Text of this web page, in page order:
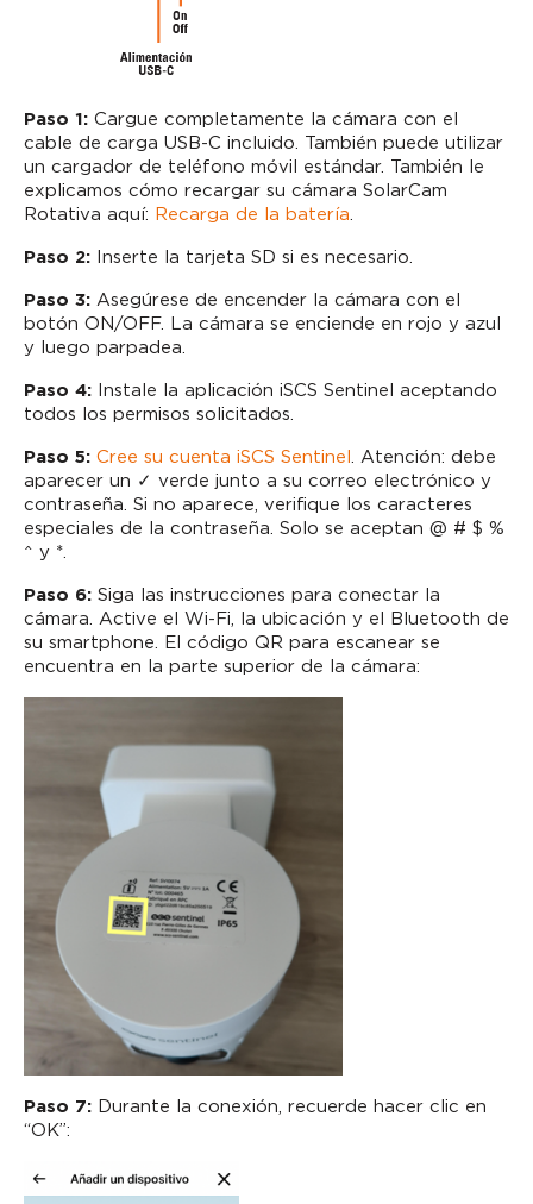
Paso 1: Cargue completamente la cámara con el
cable de carga USB-C incluido. También puede utilizar
un cargador de teléfono móvil estándar. También le
explicamos cómo recargar su cámara SolarCam
Rotativa aquí: Recarga de la batería.
Paso 2: Inserte la tarjeta SD si es necesario.
Paso 3: Asegúrese de encender la cámara con el
botón ON/OFF. La cámara se enciende en rojo y azul
y luego parpadea.
Paso 4: Instale la aplicación iSCS Sentinel aceptando
todos los permisos solicitados.
Paso 5: Cree su cuenta iSCS Sentinel. Atención: debe
aparecer un ✓ verde junto a su correo electrónico y
contraseña. Si no aparece, verifique los caracteres
especiales de la contraseña. Solo se aceptan @ # $ %
^ y *.
Paso 6: Siga las instrucciones para conectar la
cámara. Active el Wi-Fi, la ubicación y el Bluetooth de
su smartphone. El código QR para escanear se
encuentra en la parte superior de la cámara:
Paso 7: Durante la conexión, recuerde hacer clic en
“OK”: